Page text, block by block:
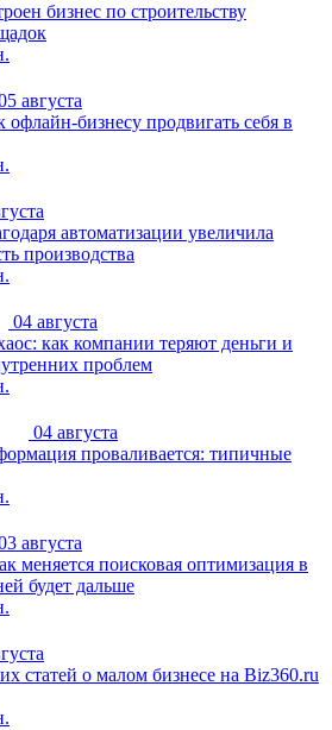
бизнес по строительству
августа
офлайн-бизнесу продвигать себя в
автоматизации увеличила
производства
04 августа
как компании теряют деньги и
проблем
04 августа
проваливается: типичные
августа
меняется поисковая оптимизация в
будет дальше
статей о малом бизнесе на Biz360.ru